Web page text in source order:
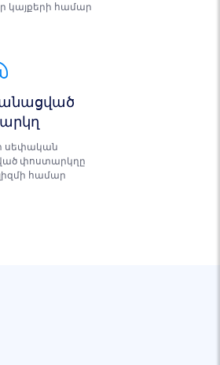
կայքերի համար
սեփական
փոստարկղը
համար